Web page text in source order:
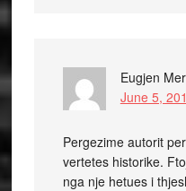
Eugjen
June 5,
Pergezime autorit
vertetes historike.
nga nje hetues i